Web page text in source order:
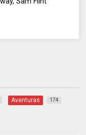
Aventuras 174